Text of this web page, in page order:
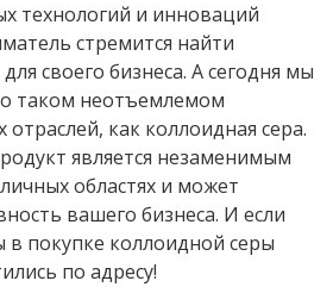
технологий и инноваций
стремится найти
своего бизнеса. А сегодня мы
таком неотъемлемом
как коллоидная сера.
является незаменимым
областях и может
вашего бизнеса. И если
в покупке коллоидной серы
по адресу!